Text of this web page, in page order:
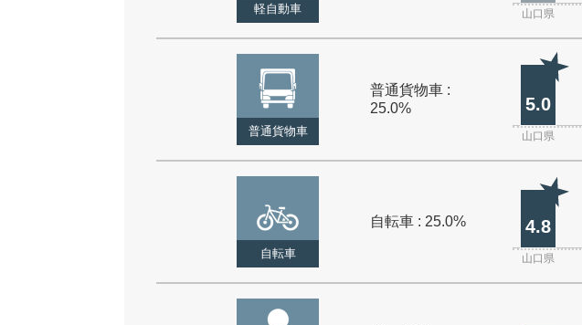
軽自動車 山口県
普通貨物車
普通貨物車 :
25.0%
5.0
山口県
自転車
自転車 : 25.0% 4.8
山口県